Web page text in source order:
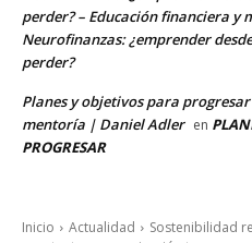
perder? – Educación financiera
Neurofinanzas: ¿emprender
perder?
Planes y objetivos para
mentoría | Daniel Adler en
PROGRESAR